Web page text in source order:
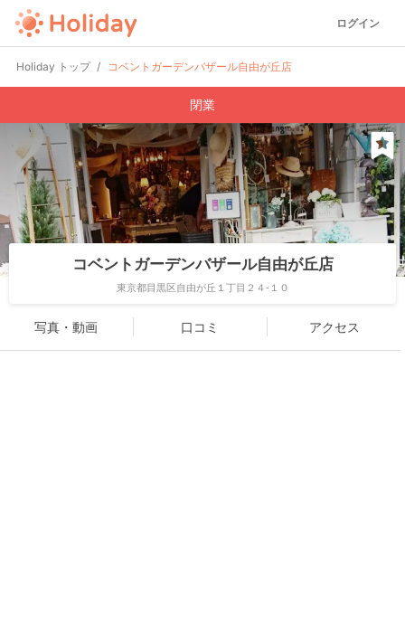
ログイン
Holiday トップ コベントガーデンバザール自由が丘店
閉業
コベントガーデンバザール自由が丘店
東京都目黒区自由が丘１丁目２４-１０
写真・動画 口コミ アクセス